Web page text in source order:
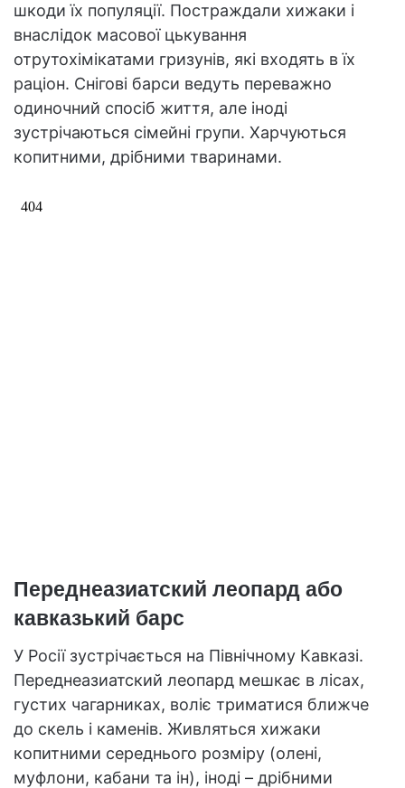
шкоди їх популяції. Постраждали хижаки і
внаслідок масової цькування
отрутохімікатами гризунів, які входять в їх
раціон. Снігові барси ведуть переважно
одиночний спосіб життя, але іноді
зустрічаються сімейні групи. Харчуються
копитними, дрібними тваринами.
Переднеазиатский леопард або
кавказький барс
У Росії зустрічається на Північному Кавказі.
Переднеазиатский леопард мешкає в лісах,
густих чагарниках, воліє триматися ближче
до скель і каменів. Живляться хижаки
копитними середнього розміру (олені,
муфлони, кабани та ін), іноді – дрібними